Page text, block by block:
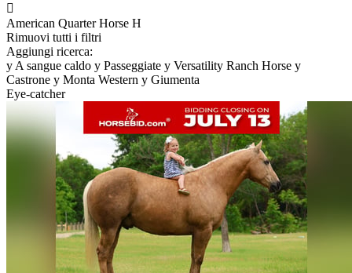

American Quarter Horse H
Rimuovi tutti i filtri
Aggiungi ricerca:
y A sangue caldo y Passeggiate y Versatility Ranch Horse y
Castrone y Monta Western y Giumenta
Eye-catcher